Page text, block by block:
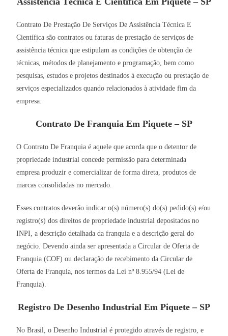
Contrato De Prestação De Serviços De Assistência Técnica E
Científica são contratos ou faturas de prestação de serviços de
assistência técnica que estipulam as condições de obtenção de
técnicas, métodos de planejamento e programação, bem como
pesquisas, estudos e projetos destinados à execução ou prestação de
serviços especializados quando relacionados à atividade fim da
empresa.
Contrato De Franquia Em Piquete – SP
O Contrato De Franquia é aquele que acorda que o detentor de
propriedade industrial concede permissão para determinada
empresa produzir e comercializar de forma direta, produtos de
marcas consolidadas no mercado.
Esses contratos deverão indicar o(s) número(s) do(s) pedido(s) e/ou
registro(s) dos direitos de propriedade industrial depositados no
INPI, a descrição detalhada da franquia e a descrição geral do
negócio. Devendo ainda ser apresentada a Circular de Oferta de
Franquia (COF) ou declaração de recebimento da Circular de
Oferta de Franquia, nos termos da Lei nº 8.955/94 (Lei de
Franquia).
Registro De Desenho Industrial Em Piquete – SP
No Brasil, o Desenho Industrial é protegido através de registro, e